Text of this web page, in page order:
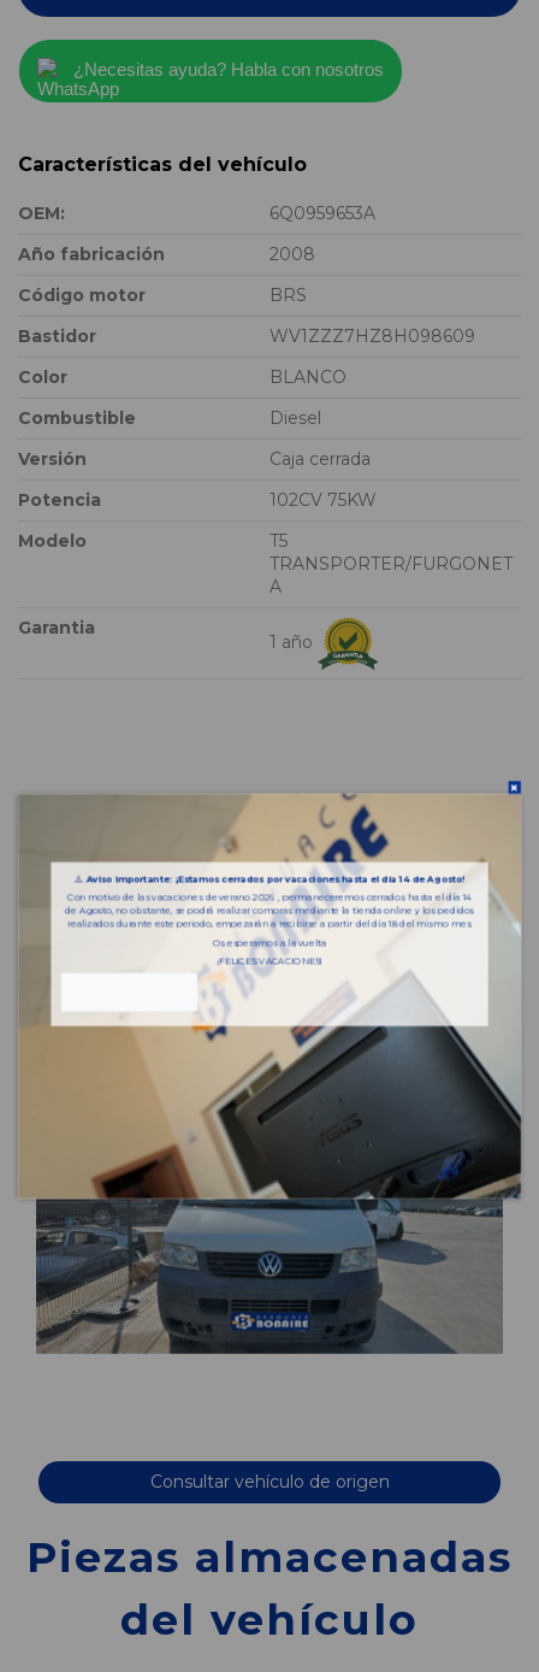
¿Necesitas ayuda? Habla con nosotros
Características del vehículo
OEM:
6Q0959653A
Año fabricación
2008
Código motor
BRS
Bastidor
WV1ZZZ7HZ8H098609
Color
BLANCO
Combustible
Diesel
Versión
Caja cerrada
Potencia
102CV 75KW
Modelo
T5
TRANSPORTER/FURGONET
A
Garantia
1 año
Vehículo de origen
Consultar vehículo de origen
Piezas almacenadas
del vehículo
⚠️ Aviso importante: ¡Estamos cerrados por vacaciones hasta el día 14 de Agosto!
Con motivo de las vacaciones de verano 2026 , permaneceremos cerrados hasta el día 14
de Agosto, no obstante, se podrá realizar compras mediante la tienda online y los pedidos
realizados durante este periodo, empezarán a recibirse a partir del día 18 del mismo mes.
Os esperamos a la vuelta
¡FELICES VACACIONES!